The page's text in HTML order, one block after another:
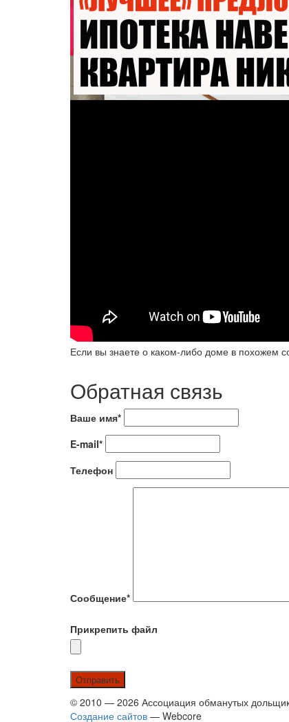
Если вы знаете о каком-либо доме в похожем
Обратная связь
Ваше имя*
E-mail*
Телефон
Сообщение*
Прикрепить файл
© 2010 — 2026 Ассоциация обманутых
Создание сайтов — Webcore